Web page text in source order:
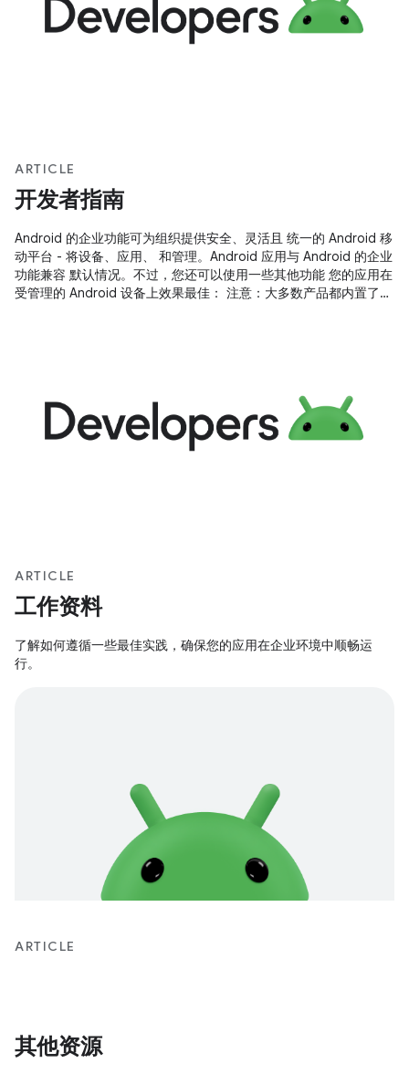
ARTICLE
开发者指南
Android 的企业功能可为组织提供安全、灵活且 统一的 Android 移
动平台 - 将设备、应用、 和管理。Android 应用与 Android 的企业
功能兼容 默认情况。不过，您还可以使用一些其他功能 您的应用在
受管理的 Android 设备上效果最佳： 注意：大多数产品都内置了
ARTICLE
工作资料
了解如何遵循一些最佳实践，确保您的应用在企业环境中顺畅运
行。
ARTICLE
其他资源